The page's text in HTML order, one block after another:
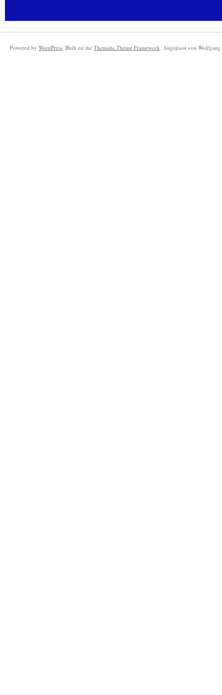
Powered by WordPress. Built on the Thematic Theme Framework. Angepasst von